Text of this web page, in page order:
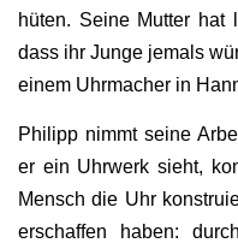
hüten. Seine Mutter hat
dass ihr Junge jemals
einem Uhrmacher in
Philipp nimmt seine
er ein Uhrwerk sieht,
Mensch die Uhr
erschaffen haben: